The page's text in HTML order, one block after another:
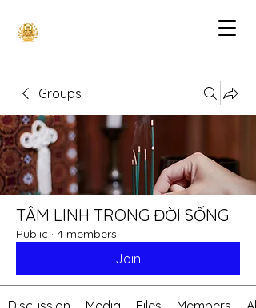
Groups
TÂM LINH TRONG ĐỜI SỐNG
Public · 4 members
Join